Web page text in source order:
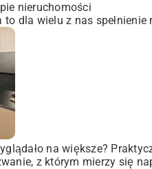
nieruchomości
dla wielu z nas
na większe?
z którym mierzy się